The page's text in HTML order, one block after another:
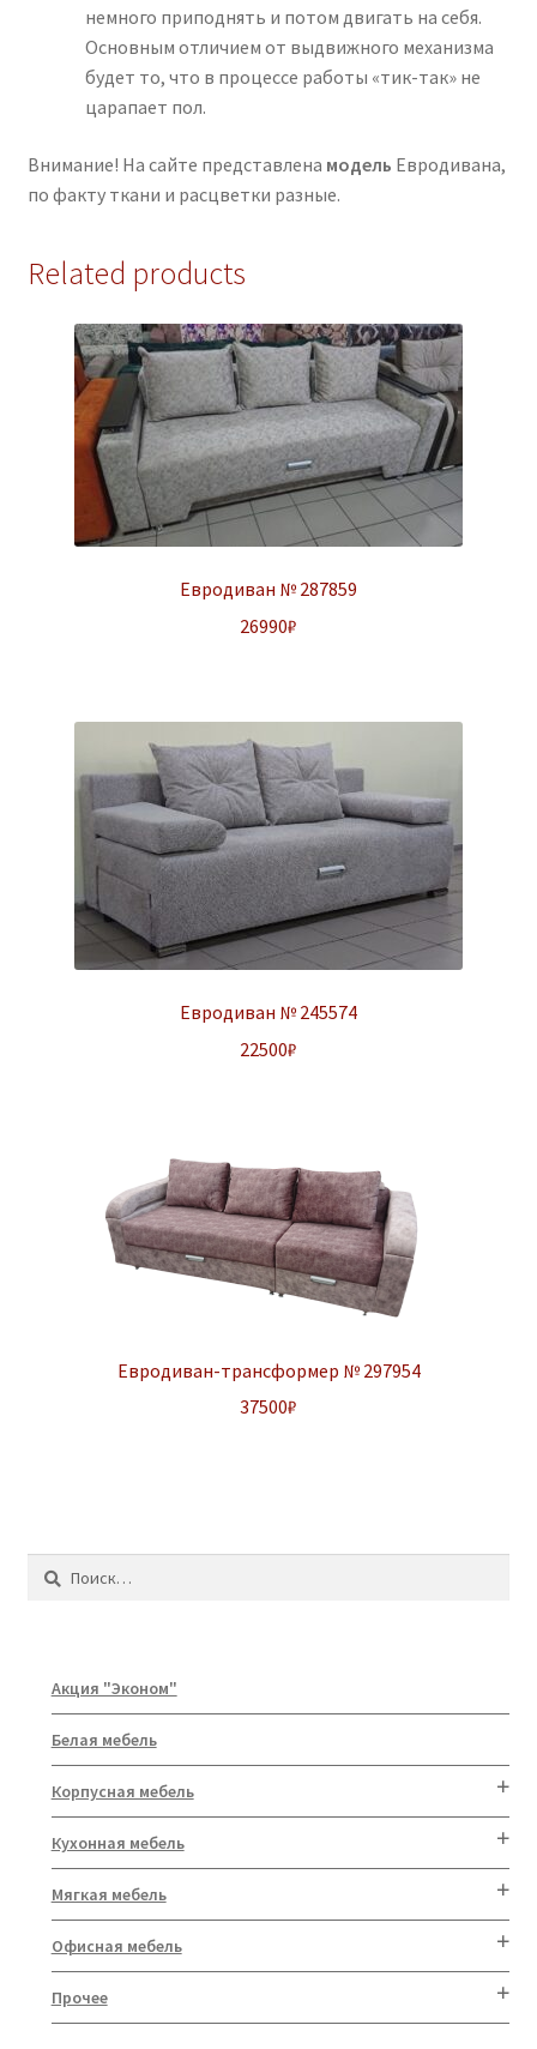
немного приподнять и потом двигать на себя.
Основным отличием от выдвижного механизма
будет то, что в процессе работы «тик-так» не
царапает пол.
Внимание! На сайте представлена модель Евродивана,
по факту ткани и расцветки разные.
Related products
Евродиван № 287859
26990₽
Евродиван № 245574
22500₽
Евродиван-трансформер № 297954
37500₽
Найти:
Акция "Эконом"
Белая мебель
Корпусная мебель
Кухонная мебель
Мягкая мебель
Офисная мебель
Прочее